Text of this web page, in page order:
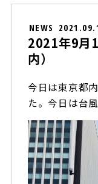
NEWS
2021年9月
内）
今日は東京都
た。今日は台